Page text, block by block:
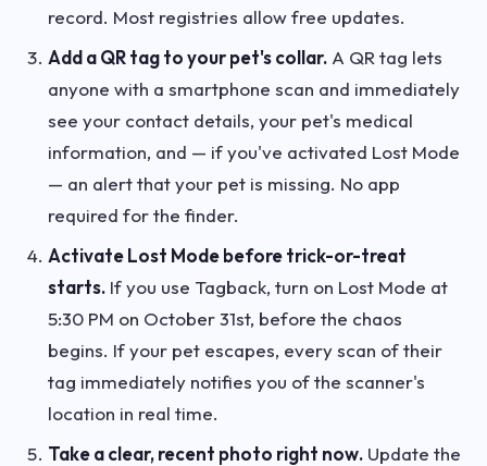
record. Most registries allow free updates.
Add a QR tag to your pet's collar. A QR tag lets
anyone with a smartphone scan and immediately
see your contact details, your pet's medical
information, and — if you've activated Lost Mode
— an alert that your pet is missing. No app
required for the finder.
Activate Lost Mode before trick-or-treat
starts. If you use Tagback, turn on Lost Mode at
5:30 PM on October 31st, before the chaos
begins. If your pet escapes, every scan of their
tag immediately notifies you of the scanner's
location in real time.
Take a clear, recent photo right now. Update the